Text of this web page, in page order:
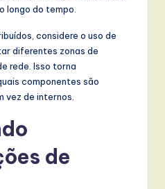
longo do tempo.
considere o uso de
diferentes zonas de
rede. Isso torna
componentes são
vez de internos.
de